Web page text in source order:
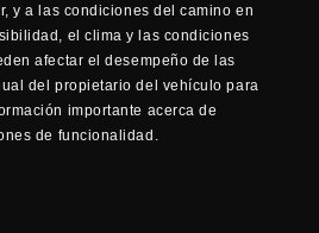
y a las condiciones del camino en
el clima y las condiciones
afectar el desempeño de las
del propietario del vehículo para
importante acerca de
de funcionalidad.